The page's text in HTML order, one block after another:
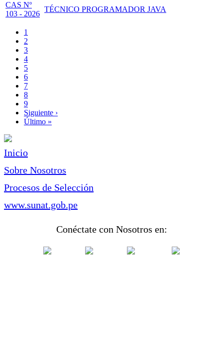
CAS Nº
103 - 2026
TÉCNICO PROGRAMADOR JAVA
Paginación
Página
actual
1
Page
2
Page
3
Page
4
Page
5
Page
6
Page
7
Page
8
Page
9
Siguiente
página
Siguiente ›
Última
Último »
Inicio
Sobre Nosotros
Procesos de Selección
www.sunat.gob.pe
Conéctate con Nosotros en: